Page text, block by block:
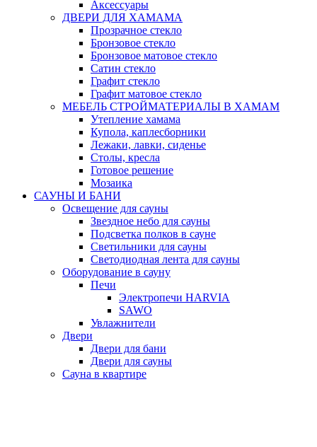
Аксессуары
ДВЕРИ ДЛЯ ХАМАМА
Прозрачное стекло
Бронзовое стекло
Бронзовое матовое стекло
Сатин стекло
Графит стекло
Графит матовое стекло
МЕБЕЛЬ СТРОЙМАТЕРИАЛЫ В ХАМАМ
Утепление хамама
Купола, каплесборники
Лежаки, лавки, сиденье
Столы, кресла
Готовое решение
Мозаика
САУНЫ И БАНИ
Освещение для сауны
Звездное небо для сауны
Подсветка полков в сауне
Светильники для сауны
Светодиодная лента для сауны
Оборудование в сауну
Печи
Электропечи HARVIA
SAWO
Увлажнители
Двери
Двери для бани
Двери для сауны
Сауна в квартире